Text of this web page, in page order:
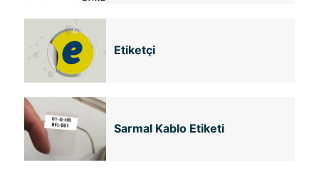
Etiketçi
Sarmal Kablo Etiketi